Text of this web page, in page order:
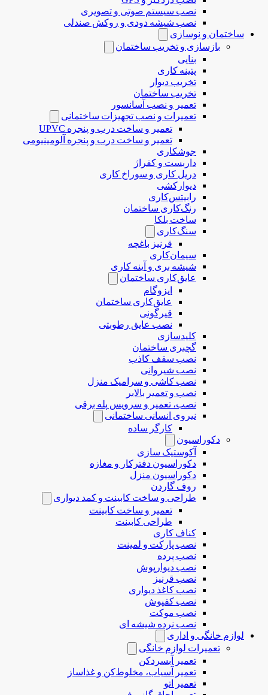
نصب سیستم صوتی و تصویری
نصب شیشه دودی و روکش صندلی
ساختمان و نوسازی
بازسازی و تخریب ساختمان
بنایی
پتینه کاری
تخریب دیوار
تخریب ساختمان
تعمیر و نصب آسانسور
تعمیرات و نصب تجهیزات ساختمانی
تعمیر و ساخت درب و پنجره UPVC
تعمیر و ساخت درب و پنجره آلومینیومی
جوشکاری
داربست و کفراژ
دریل کاری و سوراخ کاری
دیوارکشی
رابیتس‌کاری
رنگ‌کاری ساختمان
ساخت بلکا
سنگ‌کاری
قرنیز باغچه
سیمان‌کاری
شیشه بری و آینه کاری
عایق‌کاری ساختمان
ایزوگام
عایق‌کاری ساختمان
قیرگونی
نصب عایق رطوبتی
کلیدسازی
گچبری ساختمان
نصب سقف کاذب
نصب شیروانی
نصب کاشی و سرامیک منزل
نصب و تعمیر بالابر
نصب، تعمیر و سرویس پله برقی
نیروی انسانی ساختمانی
کارگر ساده
دکوراسیون
آکوستیک سازی
دکوراسیون دفترکار و مغازه
دکوراسیون منزل
روف گاردن
طراحی و ساخت کابینت و کمد دیواری
تعمیر و ساخت کابینت
طراحی کابینت
کناف کاری
نصب پارکت و لمینت
نصب پرده
نصب دیوارپوش
نصب قرنیز
نصب کاغذ دیواری
نصب کفپوش
نصب موکت
نصب نرده شیشه ای
لوازم خانگی و اداری
تعمیرات لوازم خانگی
تعمیر آبسردکن
تعمیر آسیاب، مخلوط‌کن و غذاساز
تعمیر اتو